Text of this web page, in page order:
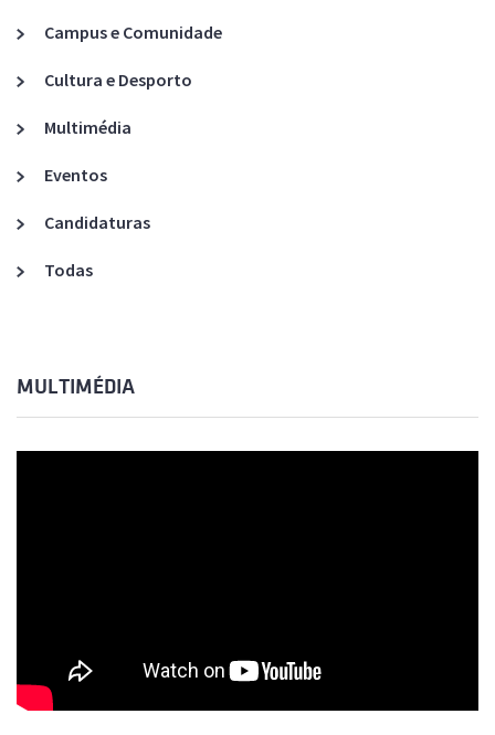
Campus e Comunidade
Cultura e Desporto
Multimédia
Eventos
Candidaturas
Todas
MULTIMÉDIA